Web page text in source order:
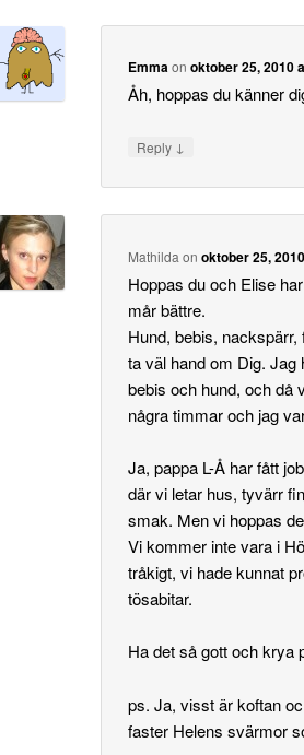
Emmaonoktober 25, 2010
Åh, hoppas du känner
Reply ↓
Mathilda onoktober 25,
Hoppas du och Elise
mår bättre.
Hund, bebis,
ta väl hand om Dig.
bebis och hund, och då
några timmar och jag
Ja, pappa L-Å har fått
där vi letar hus, tyvärr
smak. Men vi hoppas
Vi kommer inte vara i
tråkigt, vi hade kunnat
tösabitar.
Ha det så gott och krya
ps. Ja, visst är koftan
faster Helens svärmor